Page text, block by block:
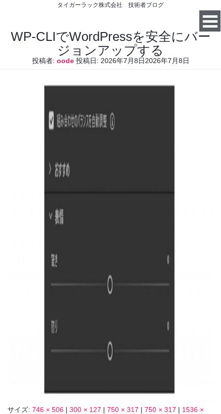
タイガーラック株式会社 技術者ブログ
WP-CLIでWordPressを安全にバー
ジョンアップする
投稿者: oode投稿日: 2026年7月8日2026年7月8日
サイズ: 746 × 506 | 300 × 127 | 750 × 317 | 750 × 317 | 1536 ×